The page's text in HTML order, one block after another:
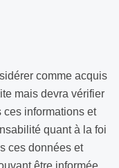
comme acquis
mais devra vérifier
ces informations et
quant à la foi
ces données et
être informée